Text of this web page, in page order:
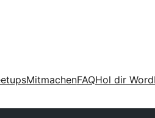
MitmachenFAQHol dir